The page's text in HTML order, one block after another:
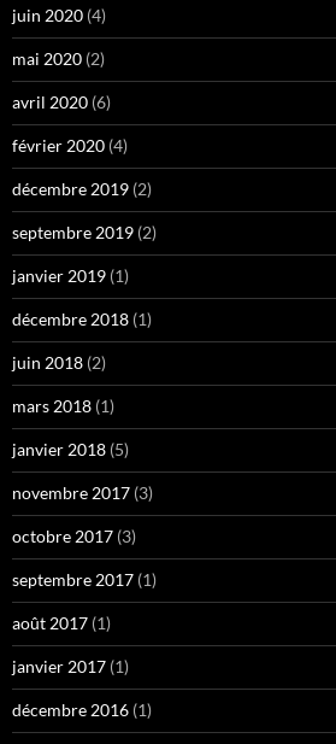
juin 2020 (4)
mai 2020 (2)
avril 2020 (6)
février 2020 (4)
décembre 2019 (2)
septembre 2019 (2)
janvier 2019 (1)
décembre 2018 (1)
juin 2018 (2)
mars 2018 (1)
janvier 2018 (5)
novembre 2017 (3)
octobre 2017 (3)
septembre 2017 (1)
août 2017 (1)
janvier 2017 (1)
décembre 2016 (1)